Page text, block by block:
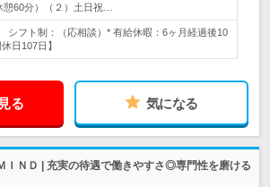
憩60分）（２）土日祝…
フト制：（応相談）* 有給休暇：6ヶ月経過後10
日107日】
る 気になる
ＩＮＤ | 充実の待遇で働きやすさ◎専門性を磨ける